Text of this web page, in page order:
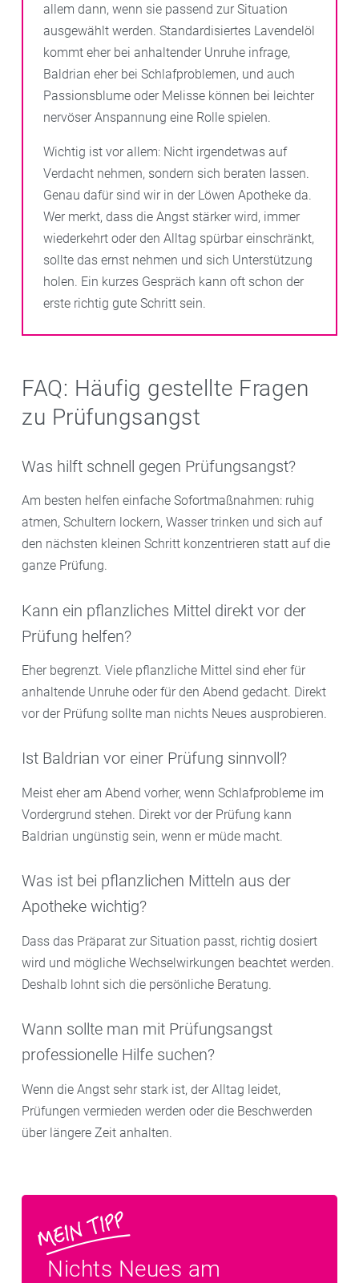
allem dann, wenn sie passend zur Situation
ausgewählt werden. Standardisiertes Lavendelöl
kommt eher bei anhaltender Unruhe infrage,
Baldrian eher bei Schlafproblemen, und auch
Passionsblume oder Melisse können bei leichter
nervöser Anspannung eine Rolle spielen.
Wichtig ist vor allem: Nicht irgendetwas auf
Verdacht nehmen, sondern sich beraten lassen.
Genau dafür sind wir in der Löwen Apotheke da.
Wer merkt, dass die Angst stärker wird, immer
wiederkehrt oder den Alltag spürbar einschränkt,
sollte das ernst nehmen und sich Unterstützung
holen. Ein kurzes Gespräch kann oft schon der
erste richtig gute Schritt sein.
FAQ: Häufig gestellte Fragen
zu Prüfungsangst
Was hilft schnell gegen Prüfungsangst?
Am besten helfen einfache Sofortmaßnahmen: ruhig
atmen, Schultern lockern, Wasser trinken und sich auf
den nächsten kleinen Schritt konzentrieren statt auf die
ganze Prüfung.
Kann ein pflanzliches Mittel direkt vor der
Prüfung helfen?
Eher begrenzt. Viele pflanzliche Mittel sind eher für
anhaltende Unruhe oder für den Abend gedacht. Direkt
vor der Prüfung sollte man nichts Neues ausprobieren.
Ist Baldrian vor einer Prüfung sinnvoll?
Meist eher am Abend vorher, wenn Schlafprobleme im
Vordergrund stehen. Direkt vor der Prüfung kann
Baldrian ungünstig sein, wenn er müde macht.
Was ist bei pflanzlichen Mitteln aus der
Apotheke wichtig?
Dass das Präparat zur Situation passt, richtig dosiert
wird und mögliche Wechselwirkungen beachtet werden.
Deshalb lohnt sich die persönliche Beratung.
Wann sollte man mit Prüfungsangst
professionelle Hilfe suchen?
Wenn die Angst sehr stark ist, der Alltag leidet,
Prüfungen vermieden werden oder die Beschwerden
über längere Zeit anhalten.
Nichts Neues am